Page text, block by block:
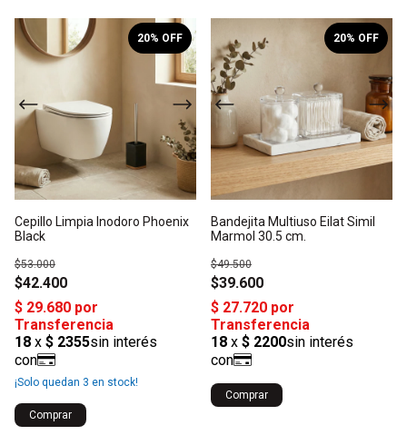
1/5
Cepillo Limpia Inodoro Phoenix
Black
$42.400
$53.000
20% OFF
¡Solo quedan 3 en stock!
1/3
Bandejita Multiuso Eilat Simil
Marmol 30.5 cm.
$39.600
$49.500
20% OFF
Comprar